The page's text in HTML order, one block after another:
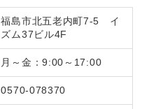
福島市北五老内町7-5 イ
ズム37ビル4F
月～金：9:00～17:00
0570-078370